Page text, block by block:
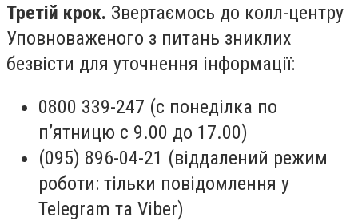
Третій крок. Звертаємось до колл-центру
Уповноваженого з питань зниклих
безвісти для уточнення інформації:
0800 339-247 (с понеділка по
п’ятницю с 9.00 до 17.00)
(095) 896-04-21 (віддалений режим
роботи: тільки повідомлення у
Telegram та Viber)